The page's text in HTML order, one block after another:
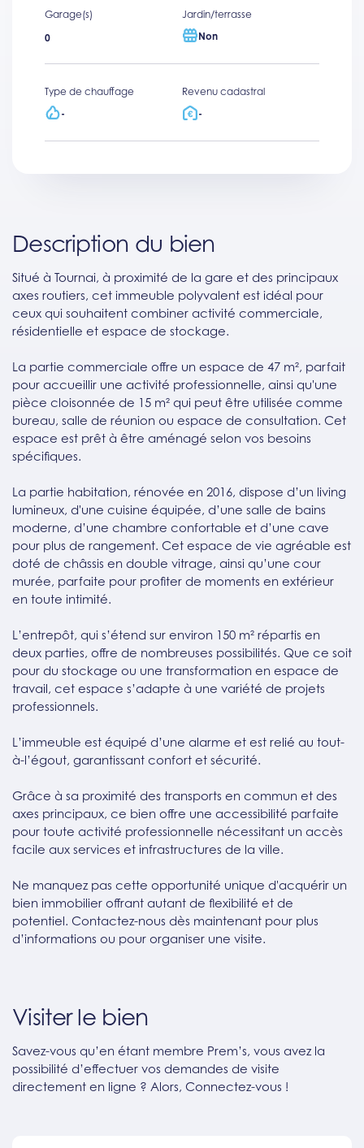
Garage(s)
0
Jardin/terrasse
Non
Type de chauffage
-
Revenu cadastral
-
Description du bien
Situé à Tournai, à proximité de la gare et des principaux
axes routiers, cet immeuble polyvalent est idéal pour
ceux qui souhaitent combiner activité commerciale,
résidentielle et espace de stockage.
La partie commerciale offre un espace de 47 m², parfait
pour accueillir une activité professionnelle, ainsi qu'une
pièce cloisonnée de 15 m² qui peut être utilisée comme
bureau, salle de réunion ou espace de consultation. Cet
espace est prêt à être aménagé selon vos besoins
spécifiques.
La partie habitation, rénovée en 2016, dispose d’un living
lumineux, d'une cuisine équipée, d’une salle de bains
moderne, d’une chambre confortable et d’une cave
pour plus de rangement. Cet espace de vie agréable est
doté de châssis en double vitrage, ainsi qu’une cour
murée, parfaite pour profiter de moments en extérieur
en toute intimité.
L’entrepôt, qui s’étend sur environ 150 m² répartis en
deux parties, offre de nombreuses possibilités. Que ce soit
pour du stockage ou une transformation en espace de
travail, cet espace s’adapte à une variété de projets
professionnels.
L’immeuble est équipé d’une alarme et est relié au tout-
à-l’égout, garantissant confort et sécurité.
Grâce à sa proximité des transports en commun et des
axes principaux, ce bien offre une accessibilité parfaite
pour toute activité professionnelle nécessitant un accès
facile aux services et infrastructures de la ville.
Ne manquez pas cette opportunité unique d'acquérir un
bien immobilier offrant autant de flexibilité et de
potentiel. Contactez-nous dès maintenant pour plus
d’informations ou pour organiser une visite.
Visiter le bien
Savez-vous qu’en étant membre Prem’s, vous avez la
possibilité d’effectuer vos demandes de visite
directement en ligne ? Alors, Connectez-vous !